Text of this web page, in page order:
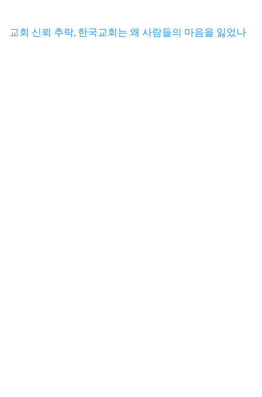
교회 신뢰 추락, 한국교회는 왜 사람들의 마음을 잃었나